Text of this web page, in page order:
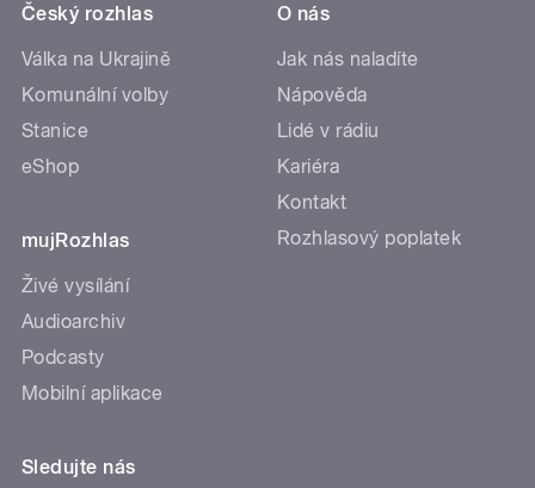
Český rozhlas
Válka na Ukrajině
Komunální volby
Stanice
eShop
mujRozhlas
Živé vysílání
Audioarchiv
Podcasty
Mobilní aplikace
O nás
Jak nás naladíte
Nápověda
Lidé v rádiu
Kariéra
Kontakt
Rozhlasový poplatek
Sledujte nás